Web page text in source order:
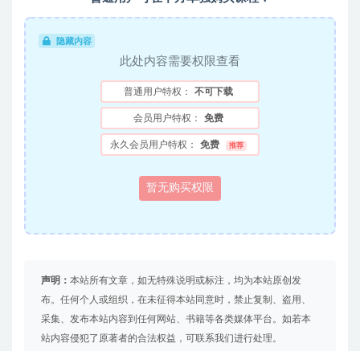
隐藏内容
此处内容需要权限查看
普通用户特权： 不可下载
会员用户特权： 免费
永久会员用户特权： 免费 推荐
暂无购买权限
声明： 本站所有文章，如无特殊说明或标注，均为本站原创发
布。任何个人或组织，在未征得本站同意时，禁止复制、盗用、
采集、发布本站内容到任何网站、书籍等各类媒体平台。如若本
站内容侵犯了原著者的合法权益，可联系我们进行处理。